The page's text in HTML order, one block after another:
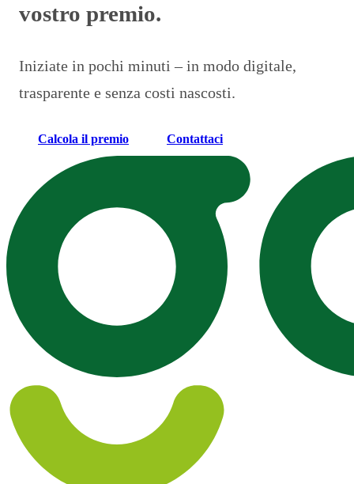
vostro premio.
Iniziate in pochi minuti – in modo digitale,
trasparente e senza costi nascosti.
Calcola il premio Contattaci